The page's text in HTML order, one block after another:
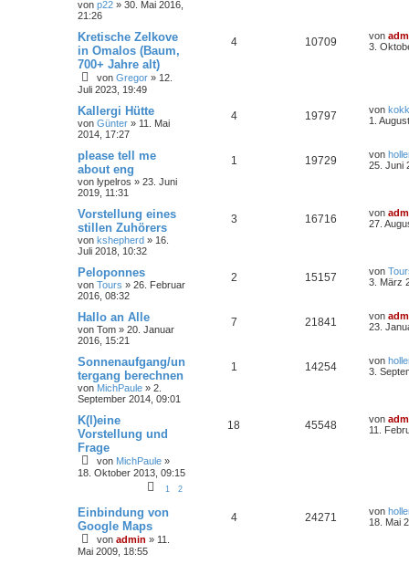
von p22 » 30. Mai 2016,
21:26
Kretische Zelkove
in Omalos (Baum,
700+ Jahre alt)
von Gregor » 12.
Juli 2023, 19:49
4 10709 von
3.
Kallergi Hütte
von Günter » 11. Mai
2014, 17:27
4 19797 von
1.
please tell me
about eng
von lypelros » 23. Juni
2019, 11:31
1 19729 von
25. Juni
Vorstellung eines
stillen Zuhörers
von kshepherd » 16.
Juli 2018, 10:32
3 16716 von
27.
Peloponnes
von Tours » 26. Februar
2016, 08:32
2 15157 von
3. März
Hallo an Alle
von Tom » 20. Januar
2016, 15:21
7 21841 von
23.
Sonnenaufgang/un
tergang berechnen
von MichPaule » 2.
September 2014, 09:01
1 14254 von
3.
K(l)eine
Vorstellung und
Frage
von MichPaule »
18. Oktober 2013, 09:15
1 2
18 45548 von
11.
Einbindung von
Google Maps
von admin » 11.
Mai 2009, 18:55
4 24271 von
18. Mai